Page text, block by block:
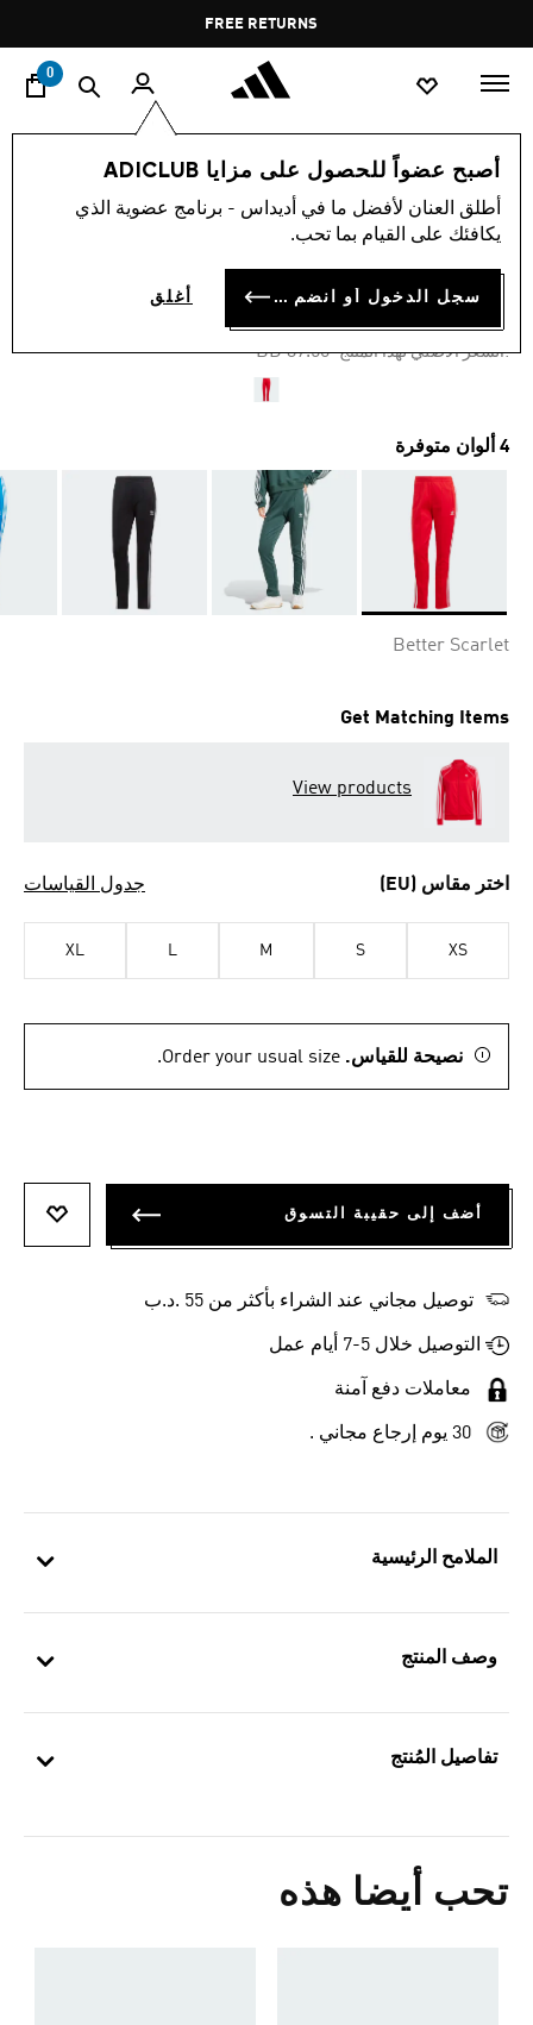
Pause
promotion
rotation
FREE RETURNS
0
أصبح عضواً للحصول على مزايا ADICLUB
أطلق العنان لأفضل ما في أديداس - برنامج عضوية الذي
يكافئك على القيام بما تحب.
سجل الدخول أو انضم الآن أغلق
الملامح الرئيسية
وصف المنتج
تفاصيل المُنتج
تحب أيضا هذه
النساء ملابس
-40%
بنطال رياضي ADICOLOR SST
BD 22.50
:السعر الأصلي لهذا المنتج Price reduced from
BD 37.50
to
4 ألوان متوفرة
Better Scarlet
Get Matching Items
View products
اختر مقاس (EU) جدول القياسات
XS
S
M
L
XL
نصيحة للقياس. Order your usual size.
أضف إلى حقيبة التسوق
توصيل مجاني عند الشراء بأكثر من 55 .د.ب‎
التوصيل خلال 5-7 أيام عمل
معاملات دفع آمنة